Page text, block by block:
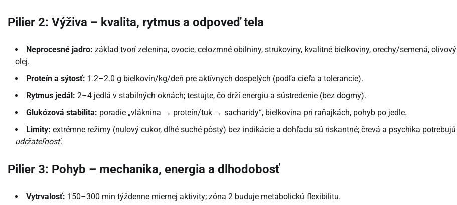
Pilier 2: Výživa – kvalita, rytmus a odpoveď tela
Neprocesné jadro: základ tvorí zelenina, ovocie, celozrnné obilniny, strukoviny, kvalitné bielkoviny, orechy/semená, olivový
olej.
Proteín a sýtosť: 1.2–2.0 g bielkovín/kg/deň pre aktívnych dospelých (podľa cieľa a tolerancie).
Rytmus jedál: 2–4 jedlá v stabilných oknách; testujte, čo drží energiu a sústredenie (bez dogmy).
Glukózová stabilita: poradie „vláknina → proteín/tuk → sacharidy“, bielkovina pri raňajkách, pohyb po jedle.
Limity: extrémne režimy (nulový cukor, dlhé suché pôsty) bez indikácie a dohľadu sú riskantné; črevá a psychika potrebujú
udržateľnosť.
Pilier 3: Pohyb – mechanika, energia a dlhodobosť
Vytrvalosť: 150–300 min týždenne miernej aktivity; zóna 2 buduje metabolickú flexibilitu.